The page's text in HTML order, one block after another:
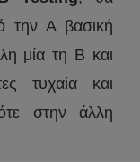
την Α βασική
μία τη B και
τυχαία και
στην άλλη